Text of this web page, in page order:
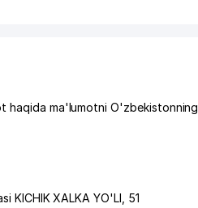
haqida ma'lumotni
KICHIK XALKA YO'LI , 51